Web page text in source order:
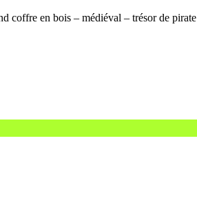
coffre en bois – médiéval – trésor de pirate